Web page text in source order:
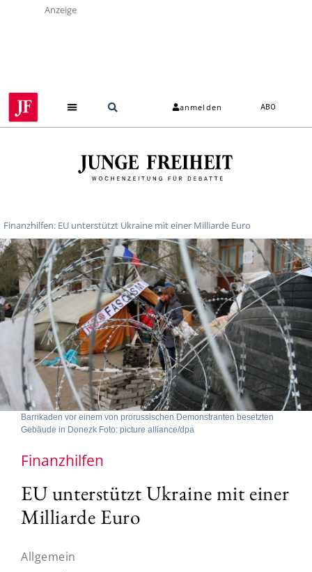
Anzeige
anmelden ABO
Finanzhilfen: EU unterstützt Ukraine mit einer Milliarde Euro
Barrikaden vor einem von prorussischen Demonstranten besetzten
Gebäude in Donezk Foto: picture alliance/dpa
Finanzhilfen
EU unterstützt Ukraine mit einer
Milliarde Euro
Allgemein